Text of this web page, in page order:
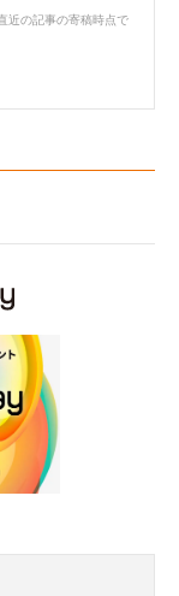
近の記事の寄稿時点で